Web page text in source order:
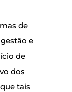
de
e
de
dos
tais